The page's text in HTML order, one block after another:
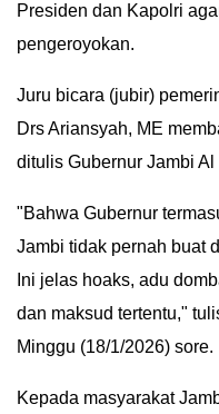
IN
DEPTH
OPINI
INFOGRAFIS
ADVERTORIAL
BERITA
Presiden dan Kapolri
pengeroyokan.
Juru bicara (jubir)
Drs Ariansyah, ME
ditulis Gubernur Jambi Al
"Bahwa Gubernur
Jambi tidak pernah buat
Ini jelas hoaks, adu
dan maksud tertentu,"
Minggu (18/1/2026) sore.
Kepada masyarakat